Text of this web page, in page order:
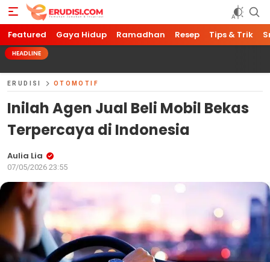
Featured Gaya Hidup Ramadhan Resep Tips & Trik
HEADLINE
ERUDISI OTOMOTIF
Inilah Agen Jual Beli Mobil Bekas
Terpercaya di Indonesia
Aulia Lia
07/05/2026 23:55